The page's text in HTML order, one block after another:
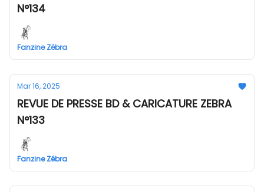
N°134
Fanzine Zébra
Mar 16, 2025
REVUE DE PRESSE BD & CARICATURE ZEBRA
N°133
Fanzine Zébra